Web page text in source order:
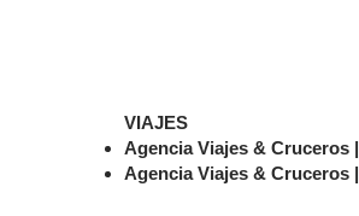
VIAJES
Agencia Viajes & Cruceros |
Agencia Viajes & Cruceros |